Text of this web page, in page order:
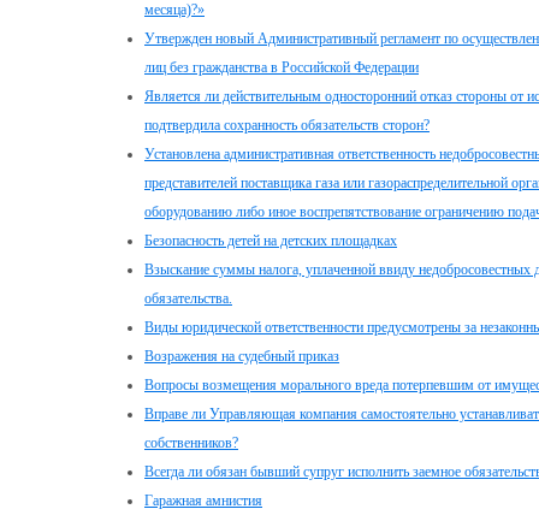
месяца)?»
Утвержден новый Административный регламент по
лиц без гражданства в Российской Федерации
Является ли действительным односторонний отказ стороны от
подтвердила сохранность обязательств сторон?
Установлена административная ответственность
представителей поставщика газа или газораспределительной
оборудованию либо иное воспрепятствование ограничению
Безопасность детей на детских площадках
Взыскание суммы налога, уплаченной ввиду недобросовестных
обязательства.
Виды юридической ответственности предусмотрены за
Возражения на судебный приказ
Вопросы возмещения морального вреда потерпевшим от
Вправе ли Управляющая компания самостоятельно
собственников?
Всегда ли обязан бывший супруг исполнить заемное
Гаражная амнистия